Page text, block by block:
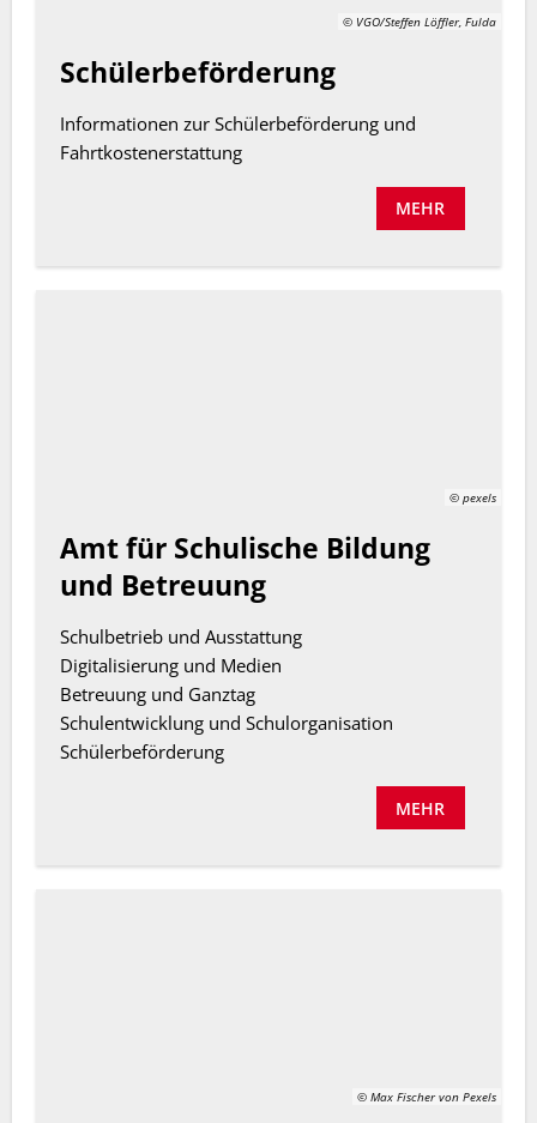
© VGO/Steffen Löffler, Fulda
Schülerbeförderung
Informationen zur Schülerbeförderung und
Fahrtkostenerstattung
MEHR
© pexels
Amt für Schulische Bildung
und Betreuung
Schulbetrieb und Ausstattung
Digitalisierung und Medien
Betreuung und Ganztag
Schulentwicklung und Schulorganisation
Schülerbeförderung
MEHR
© Max Fischer von Pexels